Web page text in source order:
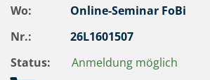
Wo:
Online-Seminar FoBi
Nr.:
26L1601507
Status:
Anmeldung möglich